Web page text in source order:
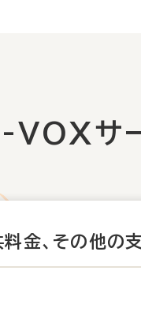
VOXサ
金、 その他の